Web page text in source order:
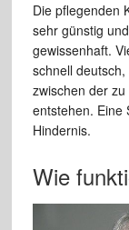
Die pflegenden
sehr günstig
gewissenhaft.
schnell
zwischen der
entstehen. Eine
Hindernis.
Wie